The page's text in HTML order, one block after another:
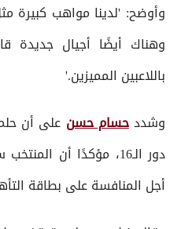
وأوضح: 'لدينا مواهب كبيرة
وهناك أيضًا أجيال جديدة
باللاعبين المميزين.'
وشددحسام حسن على أن
دور الـ16، مؤكدًا أن
أجل المنافسة على بطاقة